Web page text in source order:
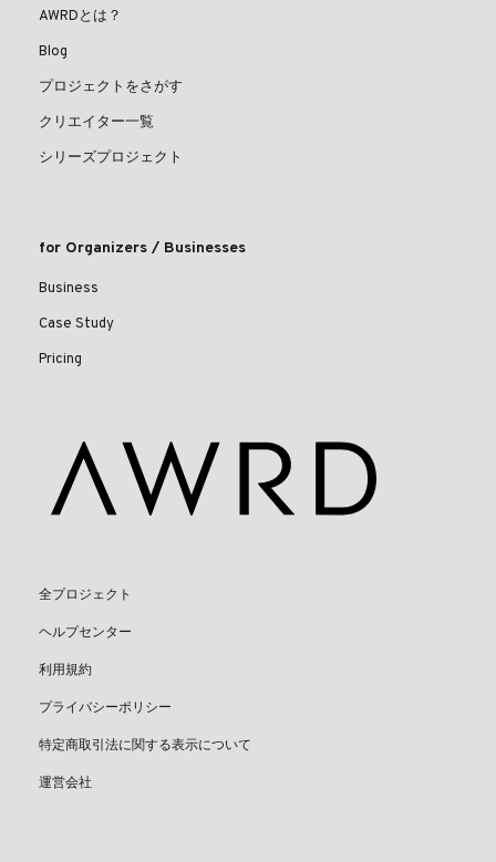
AWRDとは？
Blog
プロジェクトをさがす
クリエイター一覧
シリーズプロジェクト
for Organizers / Businesses
Business
Case Study
Pricing
全プロジェクト
ヘルプセンター
利用規約
プライバシーポリシー
特定商取引法に関する表示について
運営会社